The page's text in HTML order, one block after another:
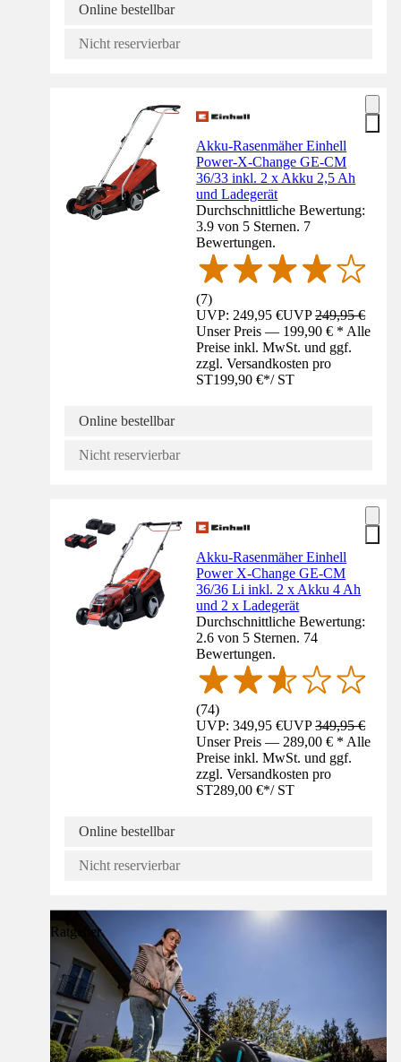
Online bestellbar
Nicht reservierbar
Akku-Rasenmäher Einhell
Power-X-Change GE-CM
36/33 inkl. 2 x Akku 2,5 Ah
und Ladegerät
Durchschnittliche Bewertung:
3.9 von 5 Sternen. 7
Bewertungen.
(7)
UVP: 249,95 €UVP249,95 €
Unser Preis — 199,90 € * Alle
Preise inkl. MwSt. und ggf.
zzgl. Versandkosten pro
ST199,90 €*/ ST
Online bestellbar
Nicht reservierbar
Akku-Rasenmäher Einhell
Power X-Change GE-CM
36/36 Li inkl. 2 x Akku 4 Ah
und 2 x Ladegerät
Durchschnittliche Bewertung:
2.6 von 5 Sternen. 74
Bewertungen.
(74)
UVP: 349,95 €UVP349,95 €
Unser Preis — 289,00 € * Alle
Preise inkl. MwSt. und ggf.
zzgl. Versandkosten pro
ST289,00 €*/ ST
Online bestellbar
Nicht reservierbar
Ratgeber